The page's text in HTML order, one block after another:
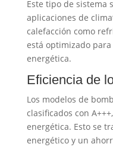
Este tipo de sistema
aplicaciones de
calefacción como
está optimizado
energética.
Eficiencia de
Los modelos de
clasificados con
energética. Esto se
energético y un